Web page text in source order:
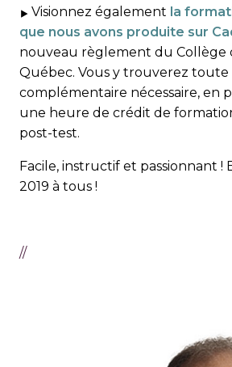
Visionnez également la
que nous avons produite sur
nouveau règlement du Collège
Québec. Vous y trouverez toute
complémentaire nécessaire, en
une heure de crédit de
post-test.
Facile, instructif et passionnant !
2019 à tous !
//